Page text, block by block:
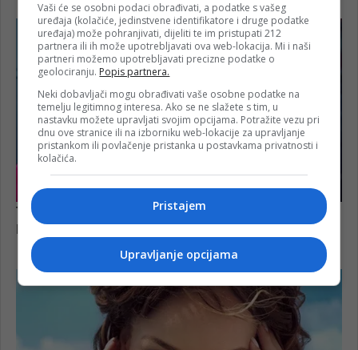
Vaši će se osobni podaci obrađivati, a podatke s vašeg
uređaja (kolačiće, jedinstvene identifikatore i druge podatke
uređaja) može pohranjivati, dijeliti te im pristupati 212
partnera ili ih može upotrebljavati ova web-lokacija. Mi i naši
partneri možemo upotrebljavati precizne podatke o
geolociranju. Popis partnera.
Neki dobavljači mogu obrađivati vaše osobne podatke na
temelju legitimnog interesa. Ako se ne slažete s tim, u
nastavku možete upravljati svojim opcijama. Potražite vezu pri
dnu ove stranice ili na izborniku web-lokacije za upravljanje
pristankom ili povlačenje pristanka u postavkama privatnosti i
kolačića.
Pristajem
Upravljanje opcijama